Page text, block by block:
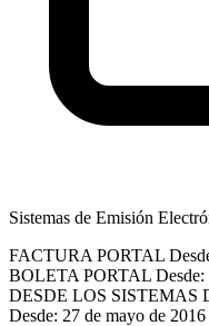
Sistemas de Emisión
FACTURA PORTAL
BOLETA PORTAL
DESDE LOS
Desde: 27 de mayo de 2016